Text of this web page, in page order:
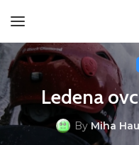
Ledena
By Miha